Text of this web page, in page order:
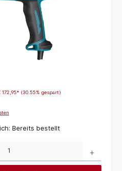
172,95* (30.55% gespart)
Bereits bestellt